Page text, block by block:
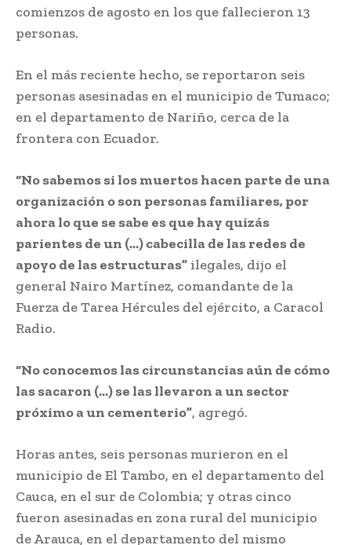
comienzos de agosto en los que fallecieron 13
personas.
En el más reciente hecho, se reportaron seis
personas asesinadas en el municipio de Tumaco;
en el departamento de Nariño, cerca de la
frontera con Ecuador.
“No sabemos si los muertos hacen parte de una
organización o son personas familiares, por
ahora lo que se sabe es que hay quizás
parientes de un (…) cabecilla de las redes de
apoyo de las estructuras” ilegales, dijo el
general Nairo Martínez, comandante de la
Fuerza de Tarea Hércules del ejército, a Caracol
Radio.
“No conocemos las circunstancias aún de cómo
las sacaron (…) se las llevaron a un sector
próximo a un cementerio”, agregó.
Horas antes, seis personas murieron en el
municipio de El Tambo, en el departamento del
Cauca, en el sur de Colombia; y otras cinco
fueron asesinadas en zona rural del municipio
de Arauca, en el departamento del mismo